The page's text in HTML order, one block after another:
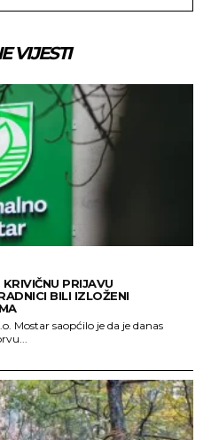
VIJESTI
PRIJAVU
BILI IZLOŽENI
Mostar saopćilo je da je danas